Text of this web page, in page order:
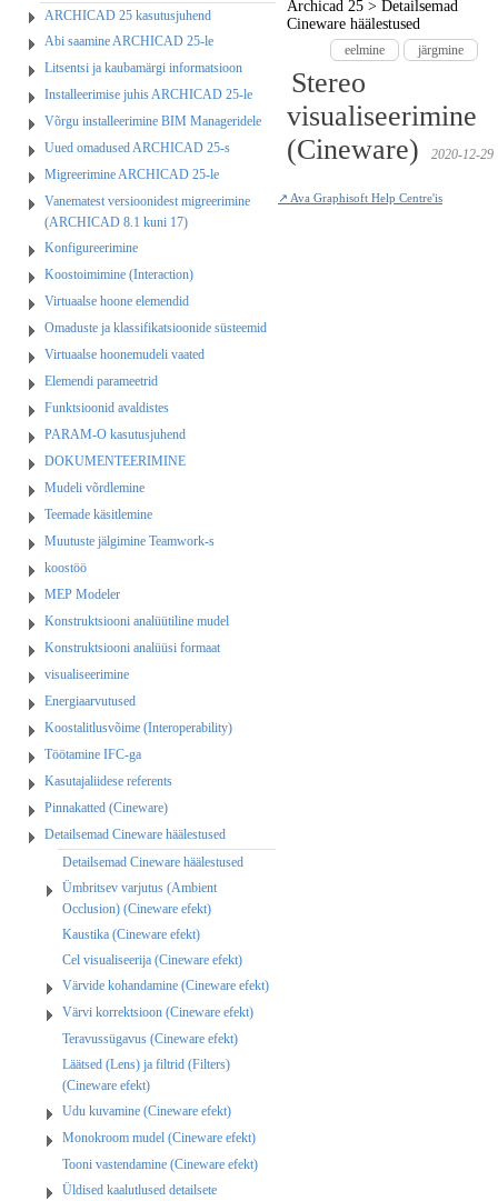
ARCHICAD 25 kasutusjuhend
Abi saamine ARCHICAD 25-le
Litsentsi ja kaubamärgi informatsioon
Installeerimise juhis ARCHICAD 25-le
Võrgu installeerimine BIM Manageridele
Uued omadused ARCHICAD 25-s
Migreerimine ARCHICAD 25-le
Vanematest versioonidest migreerimine
(ARCHICAD 8.1 kuni 17)
Konfigureerimine
Koostoimimine (Interaction)
Virtuaalse hoone elemendid
Omaduste ja klassifikatsioonide süsteemid
Virtuaalse hoonemudeli vaated
Elemendi parameetrid
Funktsioonid avaldistes
PARAM-O kasutusjuhend
DOKUMENTEERIMINE
Mudeli võrdlemine
Teemade käsitlemine
Muutuste jälgimine Teamwork-s
koostöö
MEP Modeler
Konstruktsiooni analüütiline mudel
Konstruktsiooni analüüsi formaat
visualiseerimine
Energiaarvutused
Koostalitlusvõime (Interoperability)
Töötamine IFC-ga
Kasutajaliidese referents
Pinnakatted (Cineware)
Detailsemad Cineware häälestused
Detailsemad Cineware häälestused
Ümbritsev varjutus (Ambient
Occlusion) (Cineware efekt)
Kaustika (Cineware efekt)
Cel visualiseerija (Cineware efekt)
Värvide kohandamine (Cineware efekt)
Värvi korrektsioon (Cineware efekt)
Teravussügavus (Cineware efekt)
Läätsed (Lens) ja filtrid (Filters)
(Cineware efekt)
Udu kuvamine (Cineware efekt)
Monokroom mudel (Cineware efekt)
Tooni vastendamine (Cineware efekt)
Üldised kaalutlused detailsete
Archicad 25 > Detailsemad
Cineware häälestused
eelmine järgmine
Stereo
visualiseerimine
(Cineware)
2020-12-29
↗ Ava Graphisoft Help Centre'is